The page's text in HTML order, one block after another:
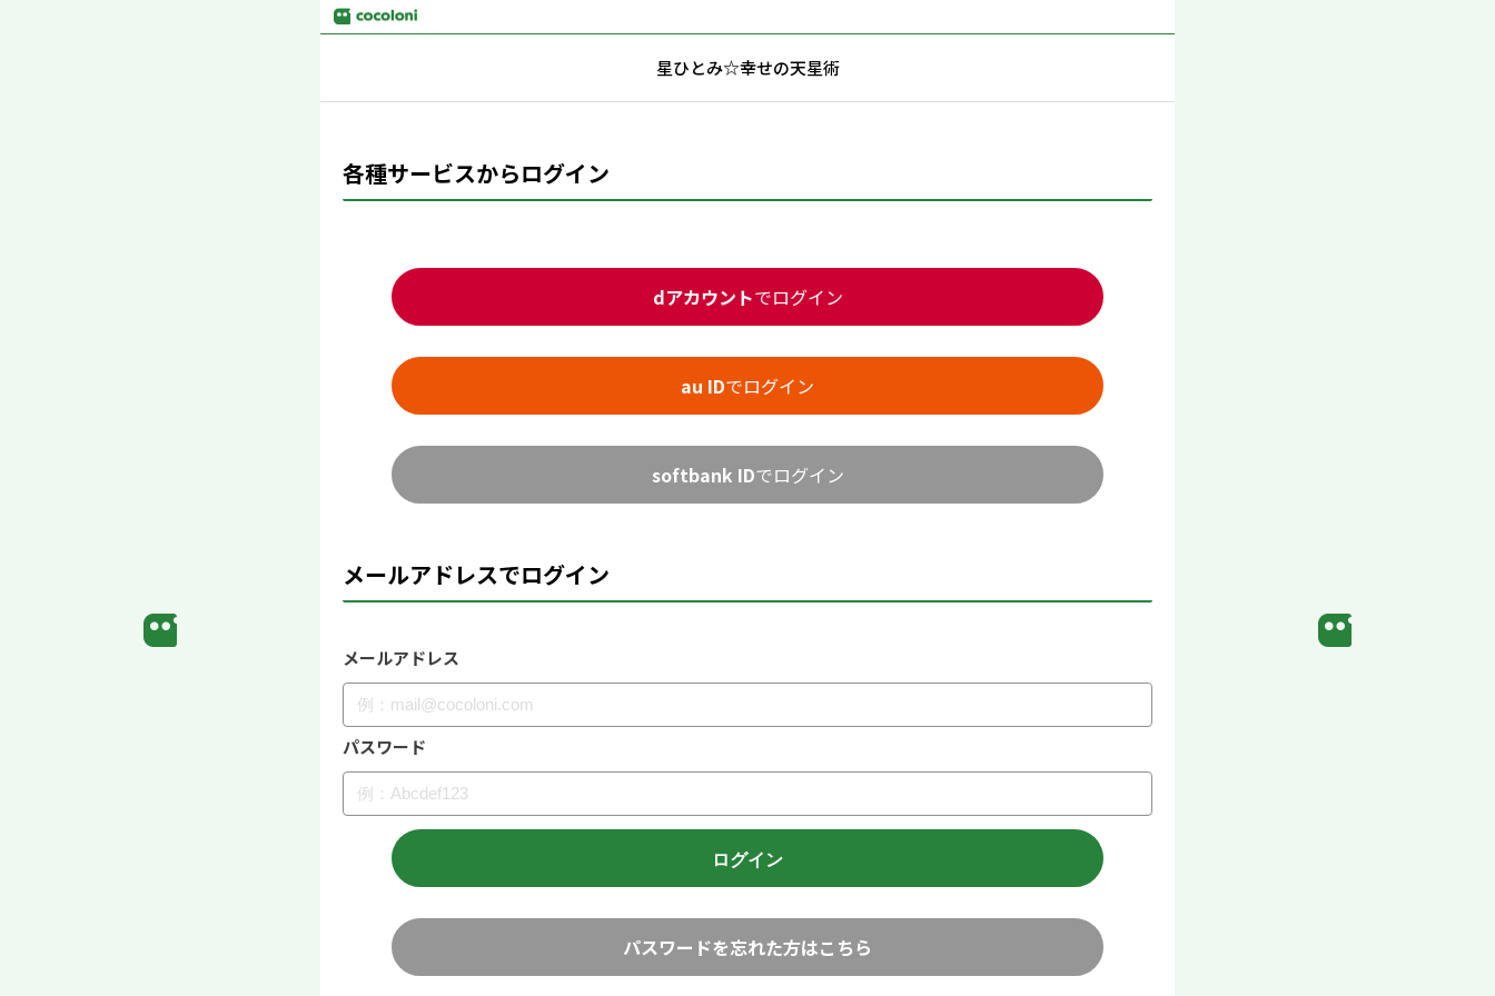
星ひとみ☆幸せの天星術
各種サービスからログイン
dアカウントでログイン
au IDでログイン
softbank IDでログイン
メールアドレスでログイン
メールアドレス
パスワード
パスワードを忘れた方はこちら